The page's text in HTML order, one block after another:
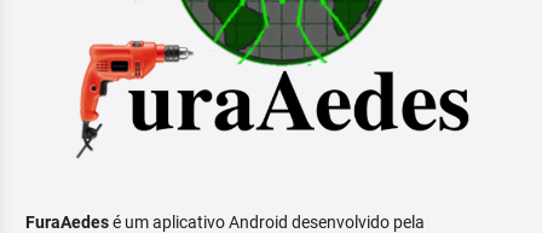
FuraAedesé um aplicativo Android desenvolvido pela